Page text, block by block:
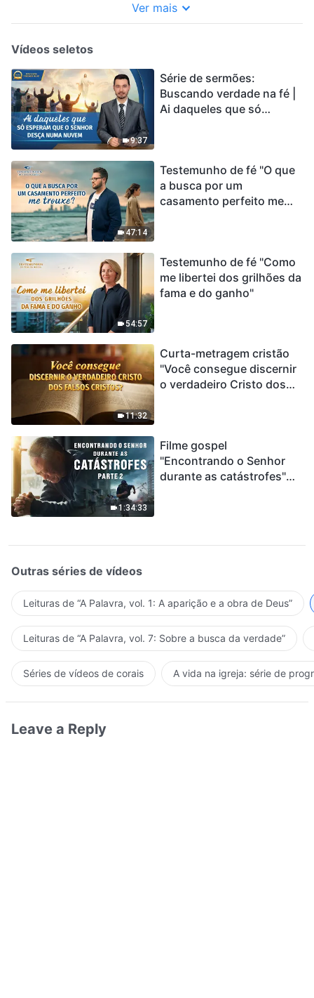
Ver mais
Vídeos seletos
9:37
Série de sermões:
Buscando verdade na fé |
Ai daqueles que só
47:14
Testemunho de fé "O que
a busca por um
casamento perfeito me
54:57
Testemunho de fé "Como
me libertei dos grilhões da
fama e do ganho"
11:32
Curta-metragem cristão
"Você consegue discernir
o verdadeiro Cristo dos
1:34:33
Filme gospel
"Encontrando o Senhor
durante as catástrofes"
encontrou uma maneira
de sobreviver?
Outras séries de vídeos
Leituras de “A Palavra, vol. 1: A aparição e a obra de Deus”
Leituras de “A Palavra, vol. 7: Sobre a busca da verdade”
Séries de vídeos de corais A vida na igreja: série de
Leave a Reply